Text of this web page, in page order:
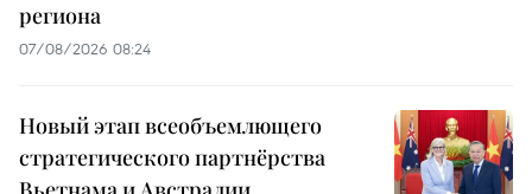
региона
07/08/2026 08:24
Новый этап всеобъемлющего
стратегического партнёрства